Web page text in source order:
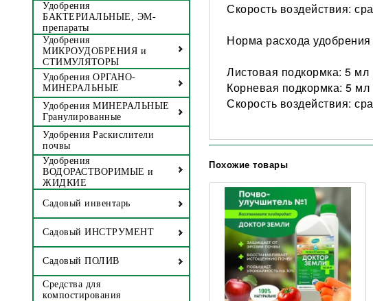
Удобрения
БАКТЕРИАЛЬНЫЕ, ЭМ-
препараты
Удобрения
МИКРОУДОБРЕНИЯ и
СТИМУЛЯТОРЫ
Удобрения ОРГАНО-
МИНЕРАЛЬНЫЕ
Удобрения МИНЕРАЛЬНЫЕ
Гранулированные
Удобрения Раскислители
почвы
Удобрения
ВОДОРАСТВОРИМЫЕ и
ЖИДКИЕ
Садовый инвентарь
Садовый ИНСТРУМЕНТ
Садовый ПОЛИВ
Средства для
компостирования
Скорость воздействия:
Норма расхода
Листовая подкормка: 5
Корневая подкормка: 5
Скорость воздействия:
Похожие товары